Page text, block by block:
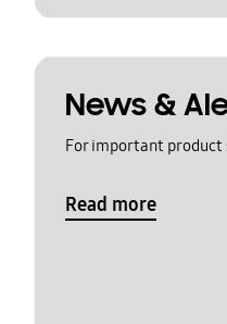
News &
For important product
Read more